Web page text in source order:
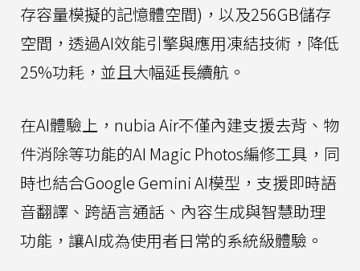
存容量模擬的記憶體空間)，以及256GB儲存
空間，透過AI效能引擎與應用凍結技術，降低
25%功耗，並且大幅延長續航。
在AI體驗上，nubia Air不僅內建支援去背、物
件消除等功能的AI Magic Photos編修工具，同
時也結合Google Gemini AI模型，支援即時語
音翻譯、跨語言通話、內容生成與智慧助理
功能，讓AI成為使用者日常的系統級體驗。